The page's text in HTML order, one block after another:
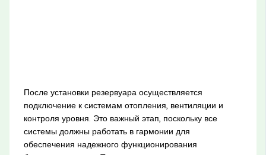
После установки резервуара осуществляется
подключение к системам отопления, вентиляции и
контроля уровня. Это важный этап, поскольку все
системы должны работать в гармонии для
обеспечения надежного функционирования